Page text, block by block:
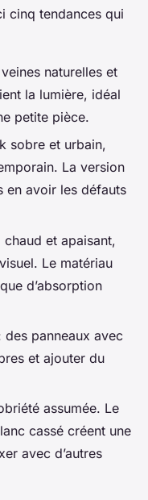
cinq tendances qui
naturelles et
la lumière, idéal
petite pièce.
sobre et urbain,
La version
en avoir les défauts
chaud et apaisant,
Le matériau
d’absorption
des panneaux avec
et ajouter du
assumée. Le
cassé créent une
avec d’autres